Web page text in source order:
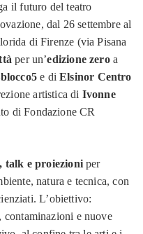
il futuro del teatro
dal 26 settembre al
di Firenze (via Pisana
per un’edizione zeroa
e diElsinor Centro
artistica di Ivonne
di Fondazione CR
talk e proiezioniper
natura e tecnica, con
L’obiettivo:
contaminazioni e nuove